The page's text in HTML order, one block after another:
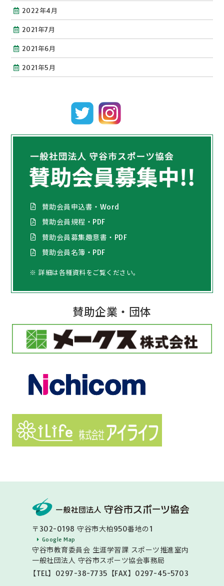
2022年4月
2021年7月
2021年6月
2021年5月
賛助会員申込書・Word
賛助会員規程・PDF
賛助会員募集趣意書・PDF
賛助会員名簿・PDF
※ 詳細は各種資料をご覧ください。
賛助企業・団体
〒302-0198 守谷市大柏950番地の1
Google Map
守谷市教育委員会 生涯学習課 スポーツ推進室内
一般社団法人 守谷市スポーツ協会事務局
【TEL】0297-38-7735 【FAX】0297-45-5703